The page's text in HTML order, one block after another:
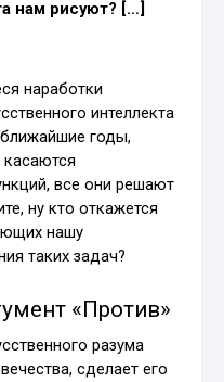
нам рисуют? […]
наработки
интеллекта
годы,
все они решают
ну кто откажется
нашу
таких задач?
«Против»
разума
сделает его